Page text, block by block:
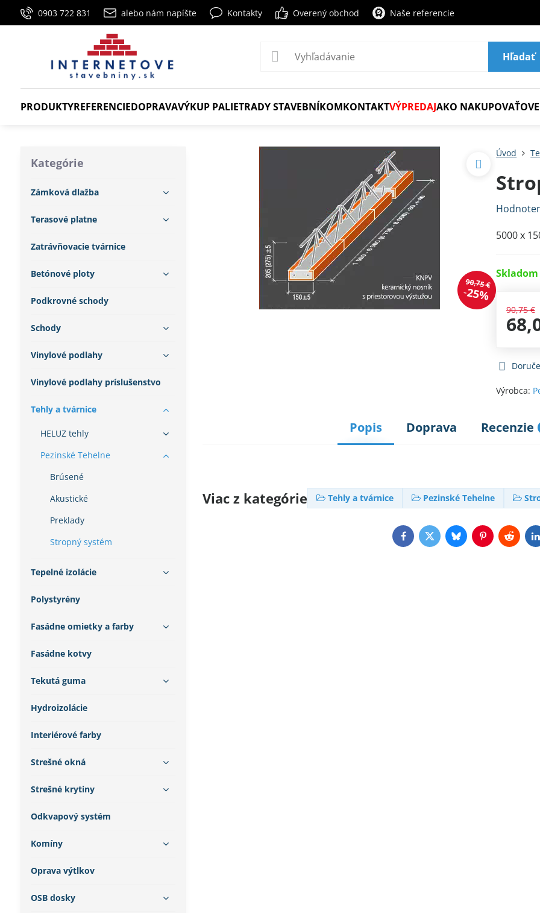
0903 722 831 alebo nám napíšte Kontakty Overený obchod Naše referencie
Hľadať
PRODUKTYREFERENCIEDOPRAVAVÝKUP PALIETRADY STAVEBNÍKOMKONTAKTVÝPREDAJAKO NAKUPOVAŤ
90,75 €
25%
Úvod
5000 x
90,75 €
Výrobca:
Popis Doprava Recenzie
Viac z kategórie Tehly a tvárnice Pezinské Tehelne
FacebookTwitterBlueskyPinterestReddit
Kategórie
Zámková dlažba
Terasové platne
Zatrávňovacie tvárnice
Betónové ploty
Podkrovné schody
Schody
Vinylové podlahy
Vinylové podlahy príslušenstvo
Tehly a tvárnice
HELUZ tehly
Pezinské Tehelne
Brúsené
Akustické
Preklady
Stropný systém
Tepelné izolácie
Polystyrény
Fasádne omietky a farby
Fasádne kotvy
Tekutá guma
Hydroizolácie
Interiérové farby
Strešné okná
Strešné krytiny
Odkvapový systém
Komíny
Oprava výtlkov
OSB dosky